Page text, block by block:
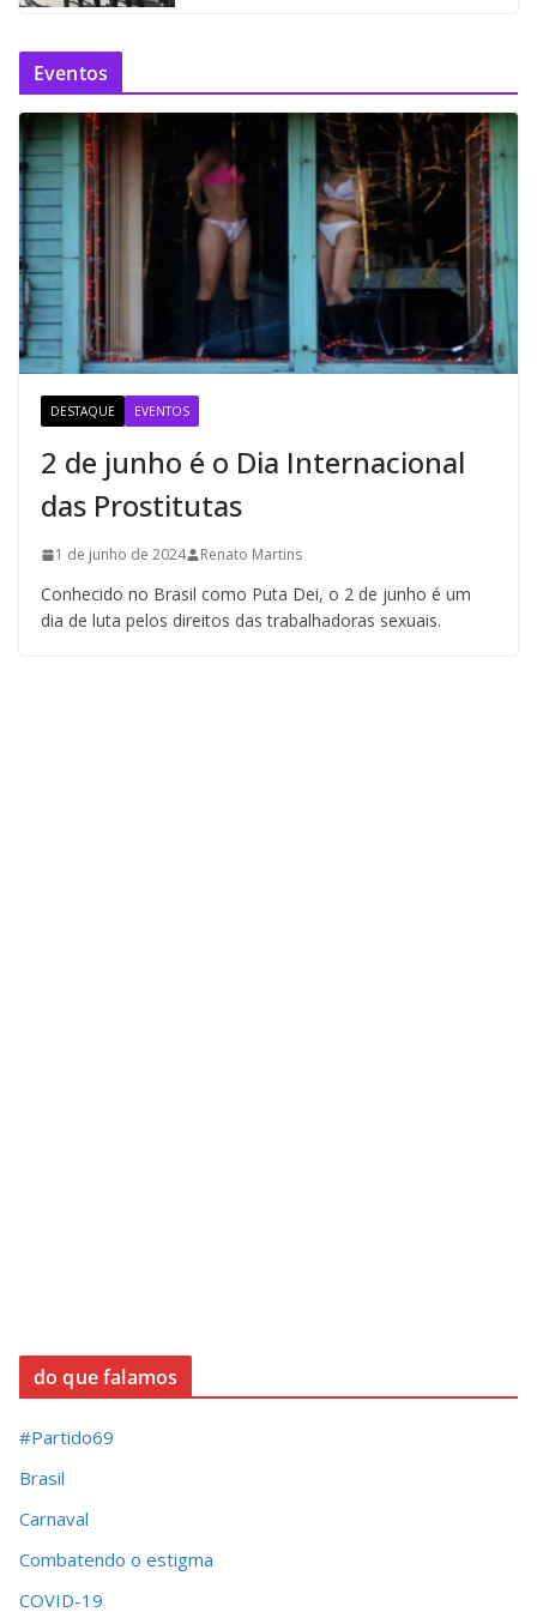
Eventos
DESTAQUE EVENTOS
2 de junho é o Dia Internacional
das Prostitutas
1 de junho de 2024 Renato Martins
Conhecido no Brasil como Puta Dei, o 2 de junho é um
dia de luta pelos direitos das trabalhadoras sexuais.
do que falamos
#Partido69
Brasil
Carnaval
Combatendo o estigma
COVID-19